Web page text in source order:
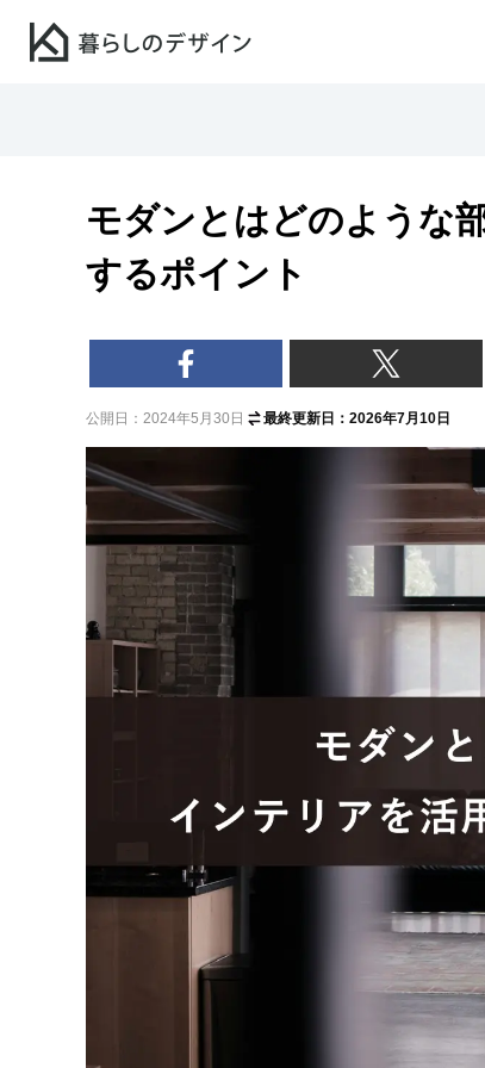
モダンとはどのような
するポイント
公開日：2024年5月30日 最終更新日：2026年7月10日